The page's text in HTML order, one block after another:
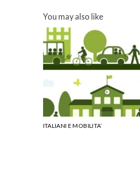
You may also like
ITALIANI E MOBILITA’